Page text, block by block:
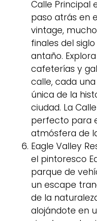
Calle Principal
paso atrás en
vintage,
finales del
antaño.
cafeterías y
calle, cada
única de la
ciudad. La
perfecto para
atmósfera de
Eagle Valley
el pintoresco
parque de
un escape
de la
alojándote en